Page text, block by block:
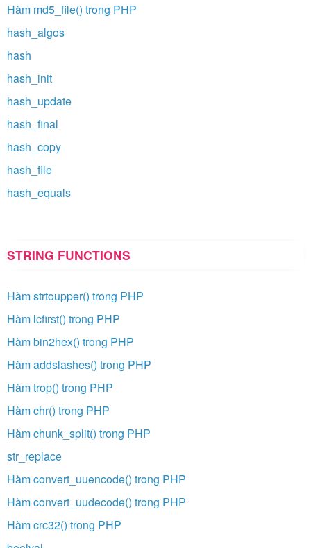
Hàm md5_file() trong PHP
hash_algos
hash
hash_init
hash_update
hash_final
hash_copy
hash_file
hash_equals
STRING FUNCTIONS
Hàm strtoupper() trong PHP
Hàm lcfirst() trong PHP
Hàm bin2hex() trong PHP
Hàm addslashes() trong PHP
Hàm trop() trong PHP
Hàm chr() trong PHP
Hàm chunk_split() trong PHP
str_replace
Hàm convert_uuencode() trong PHP
Hàm convert_uudecode() trong PHP
Hàm crc32() trong PHP